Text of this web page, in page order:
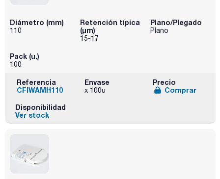
Diámetro (mm)
110
Retención típica
(µm)
15-17
Plano/Plegado
Plano
Pack (u.)
100
Referencia
CFIWAMH110
Envase
x 100u
Precio
Comprar
Disponibilidad
Ver stock